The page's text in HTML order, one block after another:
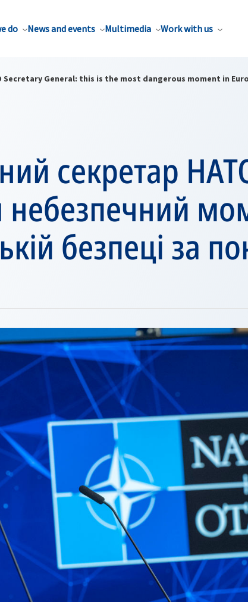
do News and events Multimedia Work with us
Secretary General: this is the most dangerous moment in
секретар
небезпечний
безпеці за